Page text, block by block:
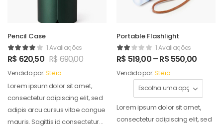
Pencil Case
1 Avaliações
R$ 620,50 R$690,00
Vendido por:Stelio
Lorem ipsum dolor sit amet,
consectetur adipiscing elit, sed
adipis arcu cursus vitae congue
mauris. Sagittis id consectetur
Portable Flashlight
1 Avaliações
R$ 519,00–R$550,00
Vendido por:Stelio
Lorem ipsum dolor sit amet,
consectetur adipiscing elit, sed